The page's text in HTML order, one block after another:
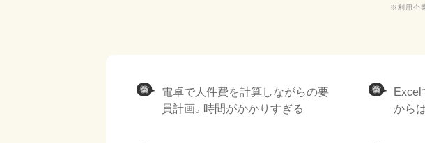
利用企
電卓で人件費を計算しながらの要
員計画。時間がかかりすぎる
Excel
から